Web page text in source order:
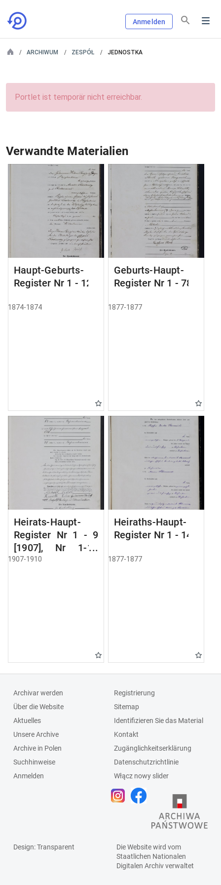
Anmelden
ARCHIWUM ZESPÓŁ JEDNOSTKA
Portlet ist temporär nicht erreichbar.
Verwandte Materialien
Haupt-Geburts-
Register Nr 1 - 12
1874-1874
Geburts-Haupt-
Register Nr 1 - 78
1877-1877
Heirats-Haupt-
Register Nr 1 - 9
[1907], Nr 1-11
[1908], Nr 1-16
1907-1910
Heiraths-Haupt-
Register Nr 1 - 14
1877-1877
Archivar werden
Über die Website
Aktuelles
Unsere Archive
Archive in Polen
Suchhinweise
Anmelden
Registrierung
Sitemap
Identifizieren Sie das Material
Kontakt
Zugänglichkeitserklärung
Datenschutzrichtlinie
Włącz nowy slider
Design: Transparent
Die Website wird vom
Staatlichen Nationalen
Digitalen Archivverwaltet